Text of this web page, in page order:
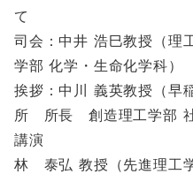
て
司会：中井 浩巳教授（
学部 化学・生命化学科）
挨拶：中川 義英教授（早
所 所長 創造理工学部 社
講演
林 泰弘 教授（先進理工